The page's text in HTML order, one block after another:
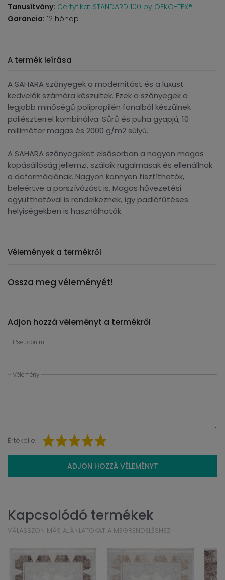
Tanusítvány: Certyfikat STANDARD 100 by OEKO-TEX®
Garancia: 12 hónap
A termék leírása
A SAHARA szőnyegek a modernitást és a luxust
kedvelők számára készültek. Ezek a szőnyegek a
legjobb minőségű polipropilén fonalból készülnek
poliészterrel kombinálva. Sűrű és puha gyapjú, 10
milliméter magas és 2000 g/m2 súlyú.
A SAHARA szőnyegeket elsősorban a nagyon magas
kopásállóság jellemzi, szálaik rugalmasak és ellenállnak
a deformációnak. Nagyon könnyen tisztíthatók,
beleértve a porszívózást is. Magas hővezetési
együtthatóval is rendelkeznek, így padlófűtéses
helyiségekben is használhatók.
Vélemények a termékről
Ossza meg véleményét!
Adjon hozzá véleményt a termékről
Pseudonim
Vélemény
Értékelje:
ADJON HOZZÁ VÉLEMÉNYT
Kapcsolódó termékek
VÁLASSZON MÁS AJÁNLATOKAT A MEGRENDELÉSHEZ